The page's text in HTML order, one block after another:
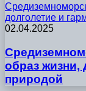
долголетие и
02.04.2025
образ жизни,
природой